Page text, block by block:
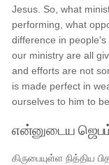
Jesus. So, what
performing, what
difference in
our ministry are all
and efforts are not
is made perfect in
ourselves to him to
என்னுடைய
கிருபையுள்ள நித்திய